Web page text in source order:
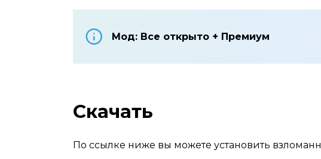
Мод: Все открыто + Премиум
Скачать
По ссылке ниже вы можете установить